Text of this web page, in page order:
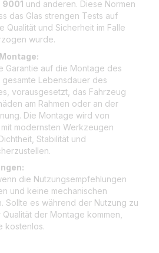
9001 und anderen. Diese Normen
das Glas strengen Tests auf
Qualität und Sicherheit im Falle
wurde.
Garantie auf die Montage des
Lebensdauer des
vorausgesetzt, das Fahrzeug
am Rahmen oder an der
Die Montage wird von
modernsten Werkzeugen
Stabilität und
die Nutzungsempfehlungen
und keine mechanischen
Sollte es während der Nutzung zu
der Montage kommen,
kostenlos.